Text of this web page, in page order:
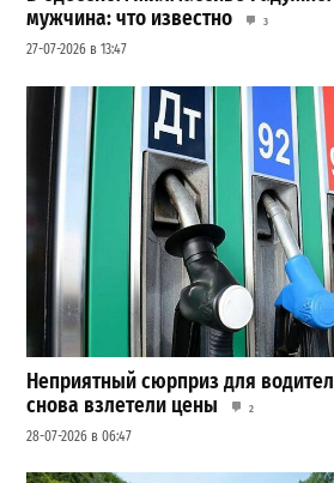
мужчина: что известно
3
27-07-2026 в 13:47
Неприятный сюрприз для
снова взлетели цены
2
28-07-2026 в 06:47